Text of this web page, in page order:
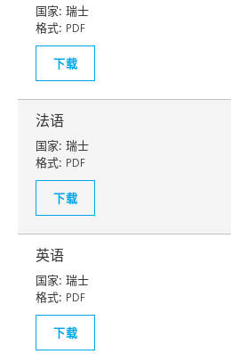
国家: 瑞士
格式: PDF
下载
法语
国家: 瑞士
格式: PDF
下载
英语
国家: 瑞士
格式: PDF
下载